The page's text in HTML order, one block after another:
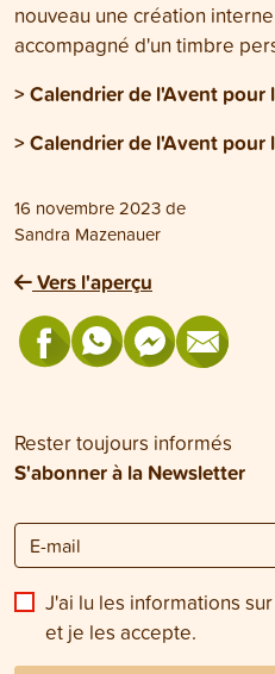
nouveau une création
accompagné d'un timbre
> Calendrier de l'Avent pour
> Calendrier de l'Avent pour
16 novembre 2023de
Sandra Mazenauer
Vers l'aperçu
Rester toujours informés
S'abonner à la Newsletter
J'ai lu les informations
et je les accepte.